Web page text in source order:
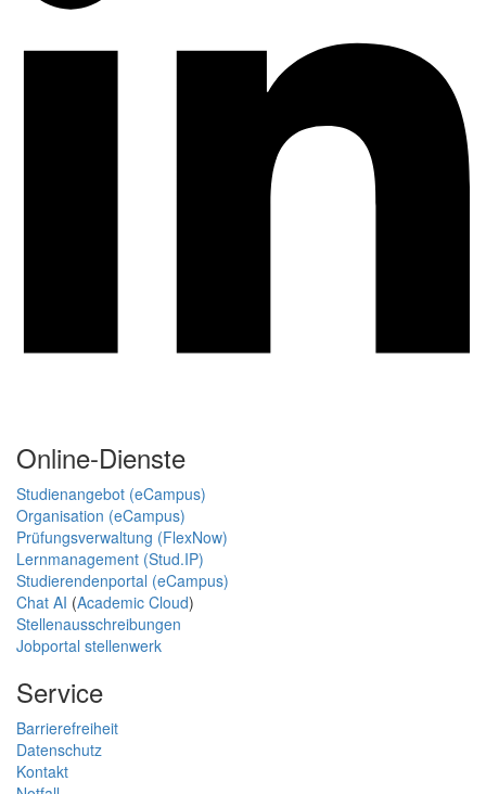
Online-Dienste
Studienangebot (eCampus)
Organisation (eCampus)
Prüfungsverwaltung (FlexNow)
Lernmanagement (Stud.IP)
Studierendenportal (eCampus)
Chat AI (Academic Cloud)
Stellenausschreibungen
Jobportal stellenwerk
Service
Barrierefreiheit
Datenschutz
Kontakt